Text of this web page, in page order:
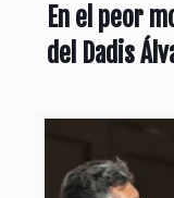
En el peor
del Dadis